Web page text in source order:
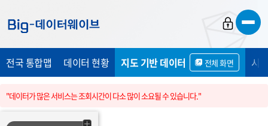
가
기
가
기
가
기
전국 통합맵 데이터 현황 지도 기반 데이터 전체 화면 시
"데이터가 많은 서비스는 조회시간이 다소 많이 소요될 수 있습니다."